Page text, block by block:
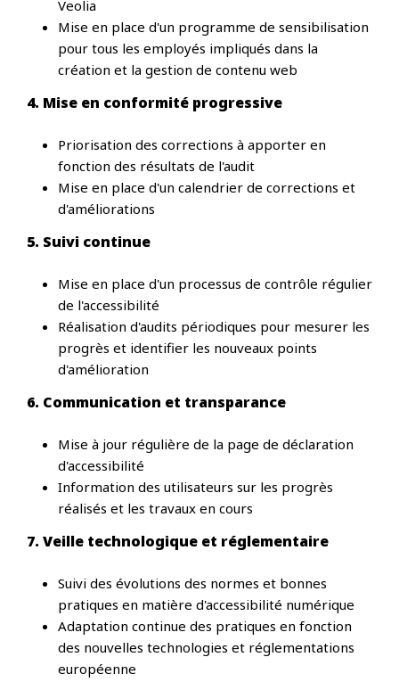
Veolia
Mise en place d'un programme de sensibilisation
pour tous les employés impliqués dans la
création et la gestion de contenu web
4. Mise en conformité progressive
Priorisation des corrections à apporter en
fonction des résultats de l'audit
Mise en place d'un calendrier de corrections et
d'améliorations
5. Suivi continue
Mise en place d'un processus de contrôle régulier
de l'accessibilité
Réalisation d'audits périodiques pour mesurer les
progrès et identifier les nouveaux points
d'amélioration
6. Communication et transparance
Mise à jour régulière de la page de déclaration
d'accessibilité
Information des utilisateurs sur les progrès
réalisés et les travaux en cours
7. Veille technologique et réglementaire
Suivi des évolutions des normes et bonnes
pratiques en matière d'accessibilité numérique
Adaptation continue des pratiques en fonction
des nouvelles technologies et réglementations
européenne